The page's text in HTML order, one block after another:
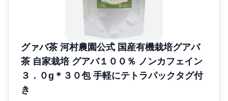
グァバ茶 河村農園公式 国産有機栽培グアバ
茶 自家栽培 グアバ１００％ ノンカフェイン
３．０g＊３０包 手軽にテトラパックタグ付
き